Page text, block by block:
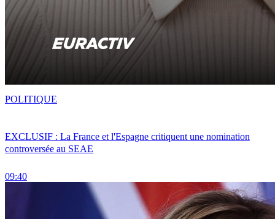
EXCLUSIF : La France et l'Espagne critiquent une nomination
controversée au SEAE
09:40
POLITIQUE